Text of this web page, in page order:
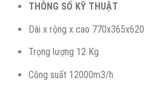
THÔNG SỐ KỸ THUẬT
Dài x rộng x cao 770x365x620
Trọng lượng 12 Kg
Công suất 12000m3/h